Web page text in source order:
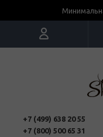
+7 (499) 638 20 55
+7 (800) 500 65 31